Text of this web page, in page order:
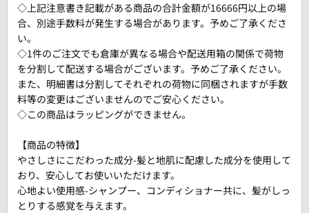
◇上記注意書き記載がある商品の合計金額が16666円以上の場
合、別途手数料が発生する場合があります。予めご了承くださ
い。
◇1件のご注文でも倉庫が異なる場合や配送用箱の関係で荷物
を分割して配送する場合がございます。予めご了承ください。
また、明細書は分割してそれぞれの荷物に同梱されますが手数
料等の変更はございませんのでご安心ください。
◇この商品はラッピングができません。
【商品の特徴】
やさしさにこだわった成分-髪と地肌に配慮した成分を使用して
おり、安心してお使いいただけます。
心地よい使用感-シャンプー、コンディショナー共に、髪がしっ
とりする感覚を与えます。